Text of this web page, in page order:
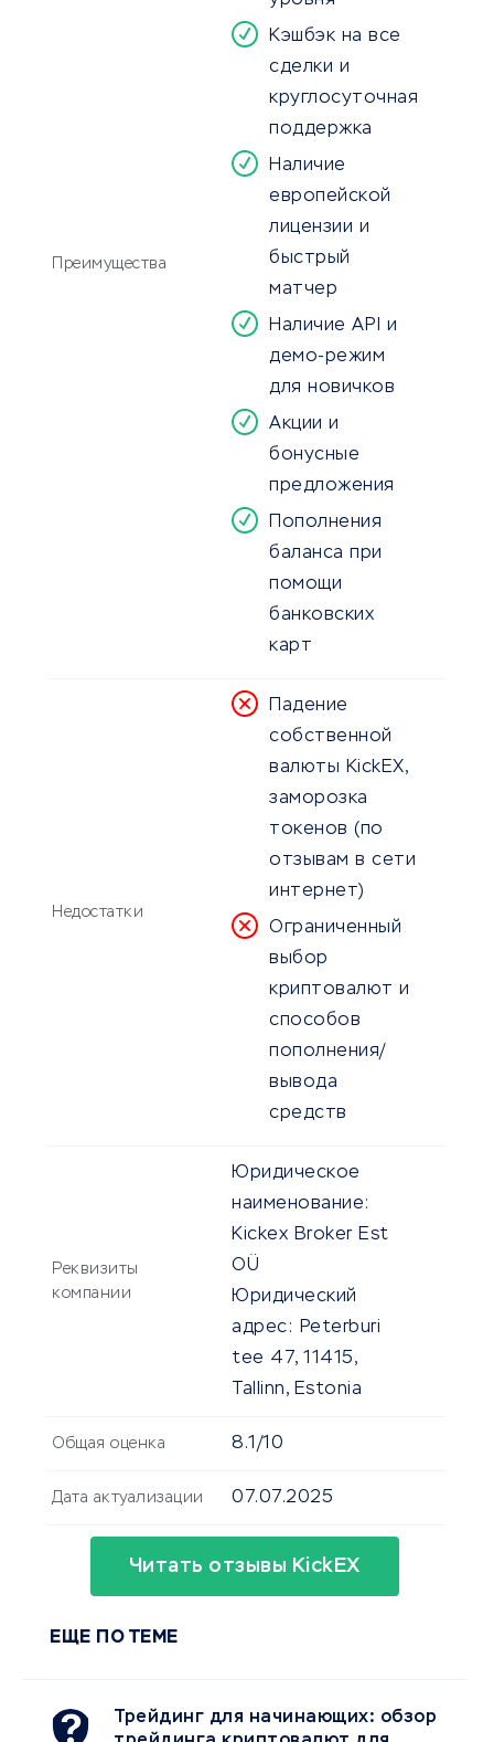
Преимущества
Кэшбэк на все
сделки и
круглосуточная
поддержка
Наличие
европейской
лицензии и
быстрый
матчер
Наличие API и
демо-режим
для новичков
Акции и
бонусные
предложения
Пополнения
баланса при
помощи
банковских
карт
Недостатки
Падение
собственной
валюты KickEX,
заморозка
токенов (по
отзывам в сети
интернет)
Ограниченный
выбор
криптовалют и
способов
пополнения/
вывода
средств
Реквизиты
компании
Юридическое
наименование:
Kickex Broker Est
OÜ
Юридический
адрес: Peterburi
tee 47, 11415,
Tallinn, Estonia
Общая оценка 8.1/10
Дата актуализации 07.07.2025
Читать отзывы KickEX
ЕЩЕ ПО ТЕМЕ
Трейдинг для начинающих: обзор